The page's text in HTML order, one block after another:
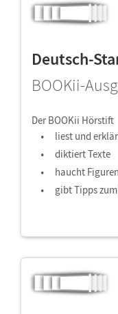
Deutsch-
BOOKii-
Der BOOKii Hörstift
liest und
diktiert Texte
haucht
gibt Tipps